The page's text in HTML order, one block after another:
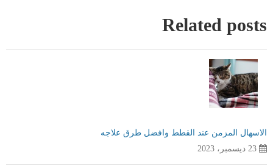
Related posts
الاسهال المزمن عند القطط وافضل طرق علاجه
23 ديسمبر، 2023